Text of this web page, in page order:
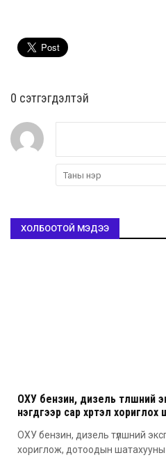
0 cэтгэгдэлтэй
ХОЛБООТОЙ МЭДЭЭ
ОХУ бензин, дизель түлшний
нэгдүгээр сар хүртэл
ОХУ бензин, дизель түлшний
хориглож, дотоодын